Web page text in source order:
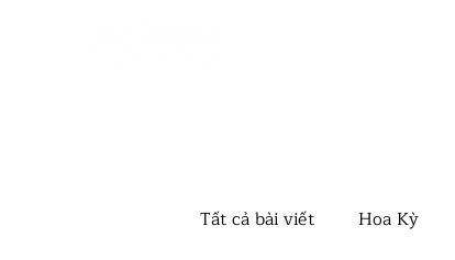
Tất cả bài viết Hoa Kỳ